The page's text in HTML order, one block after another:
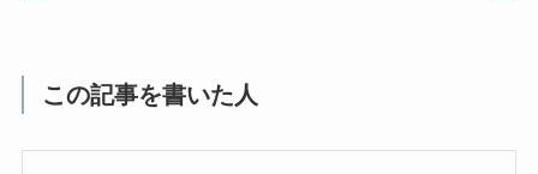
この記事を書いた人